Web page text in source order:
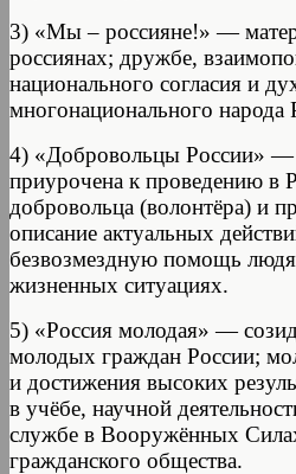
3) «Мы – россияне!» —
россиянах; дружбе,
национального согласия и
многонационального народа
4) «Добровольцы России»
приурочена к проведению в
добровольца (волонтёра) и
описание актуальных
безвозмездную помощь
жизненных ситуациях.
5) «Россия молодая» —
молодых граждан России;
и достижения высоких
в учёбе, научной
службе в Вооружённых
гражданского общества.